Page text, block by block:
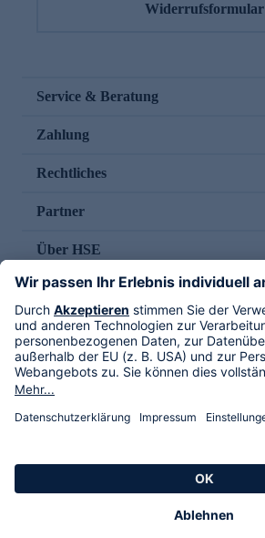
Widerrufsformular
Service & Beratung
Zahlung
Rechtliches
Partner
Über HSE
Im TV
HSE International